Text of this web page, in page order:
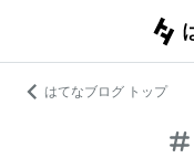
はてなブログ トップ